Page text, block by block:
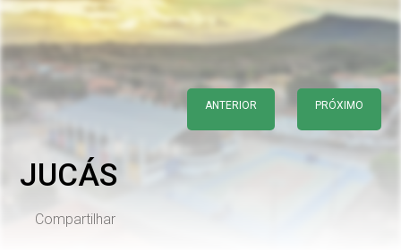
ANTERIOR PRÓXIMO
JUCÁS
Compartilhar